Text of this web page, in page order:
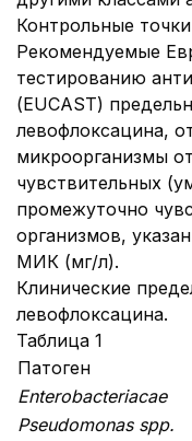
Контрольные точки
Рекомендуемые
тестированию
(EUCAST)
левофлоксацина,
микроорганизмы
чувствительных
промежуточно
организмов,
МИК (мг/л).
Клинические
левофлоксацина.
Таблица 1
Патоген
Enterobacteriacae
Pseudomonas spp.